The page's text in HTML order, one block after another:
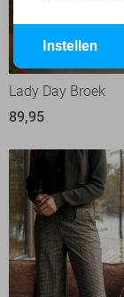
Lady Day Broek
89,95
Instellen